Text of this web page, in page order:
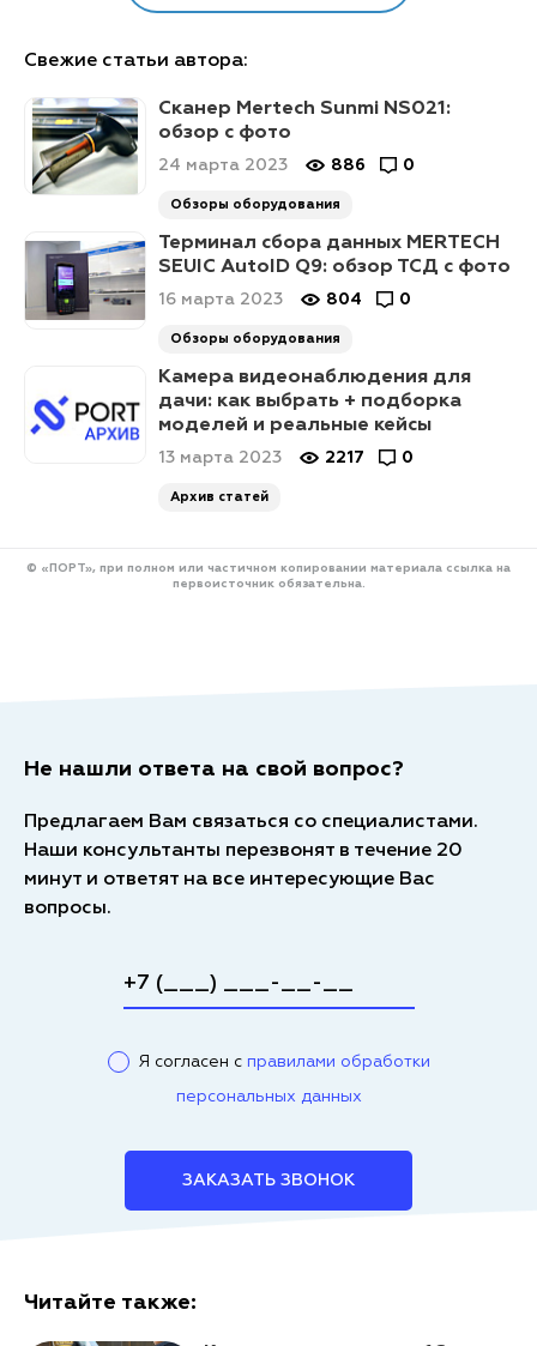
Свежие статьи автора:
Сканер Mertech Sunmi NS021:
обзор с фото
24 марта 2023 886 0
Обзоры оборудования
Терминал сбора данных MERTECH
SEUIC AutoID Q9: обзор ТСД с фото
16 марта 2023 804 0
Обзоры оборудования
Камера видеонаблюдения для
дачи: как выбрать + подборка
моделей и реальные кейсы
13 марта 2023 2217 0
Архив статей
© «ПОРТ», при полном или частичном копировании материала ссылка на
первоисточник обязательна.
Не нашли ответа на свой вопрос?
Предлагаем Вам связаться со специалистами.
Наши консультанты перезвонят в течение 20
минут и ответят на все интересующие Вас
вопросы.
Я согласен с правилами обработки
персональных данных
ЗАКАЗАТЬ ЗВОНОК
Читайте также: